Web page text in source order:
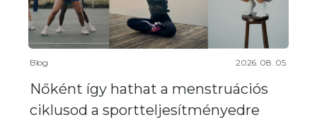
Blog 2026. 08. 05.
Nőként így hathat a menstruációs
ciklusod a sportteljesítményedre